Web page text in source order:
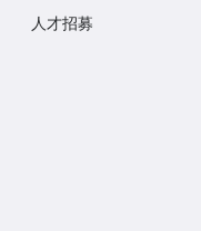
人才招募